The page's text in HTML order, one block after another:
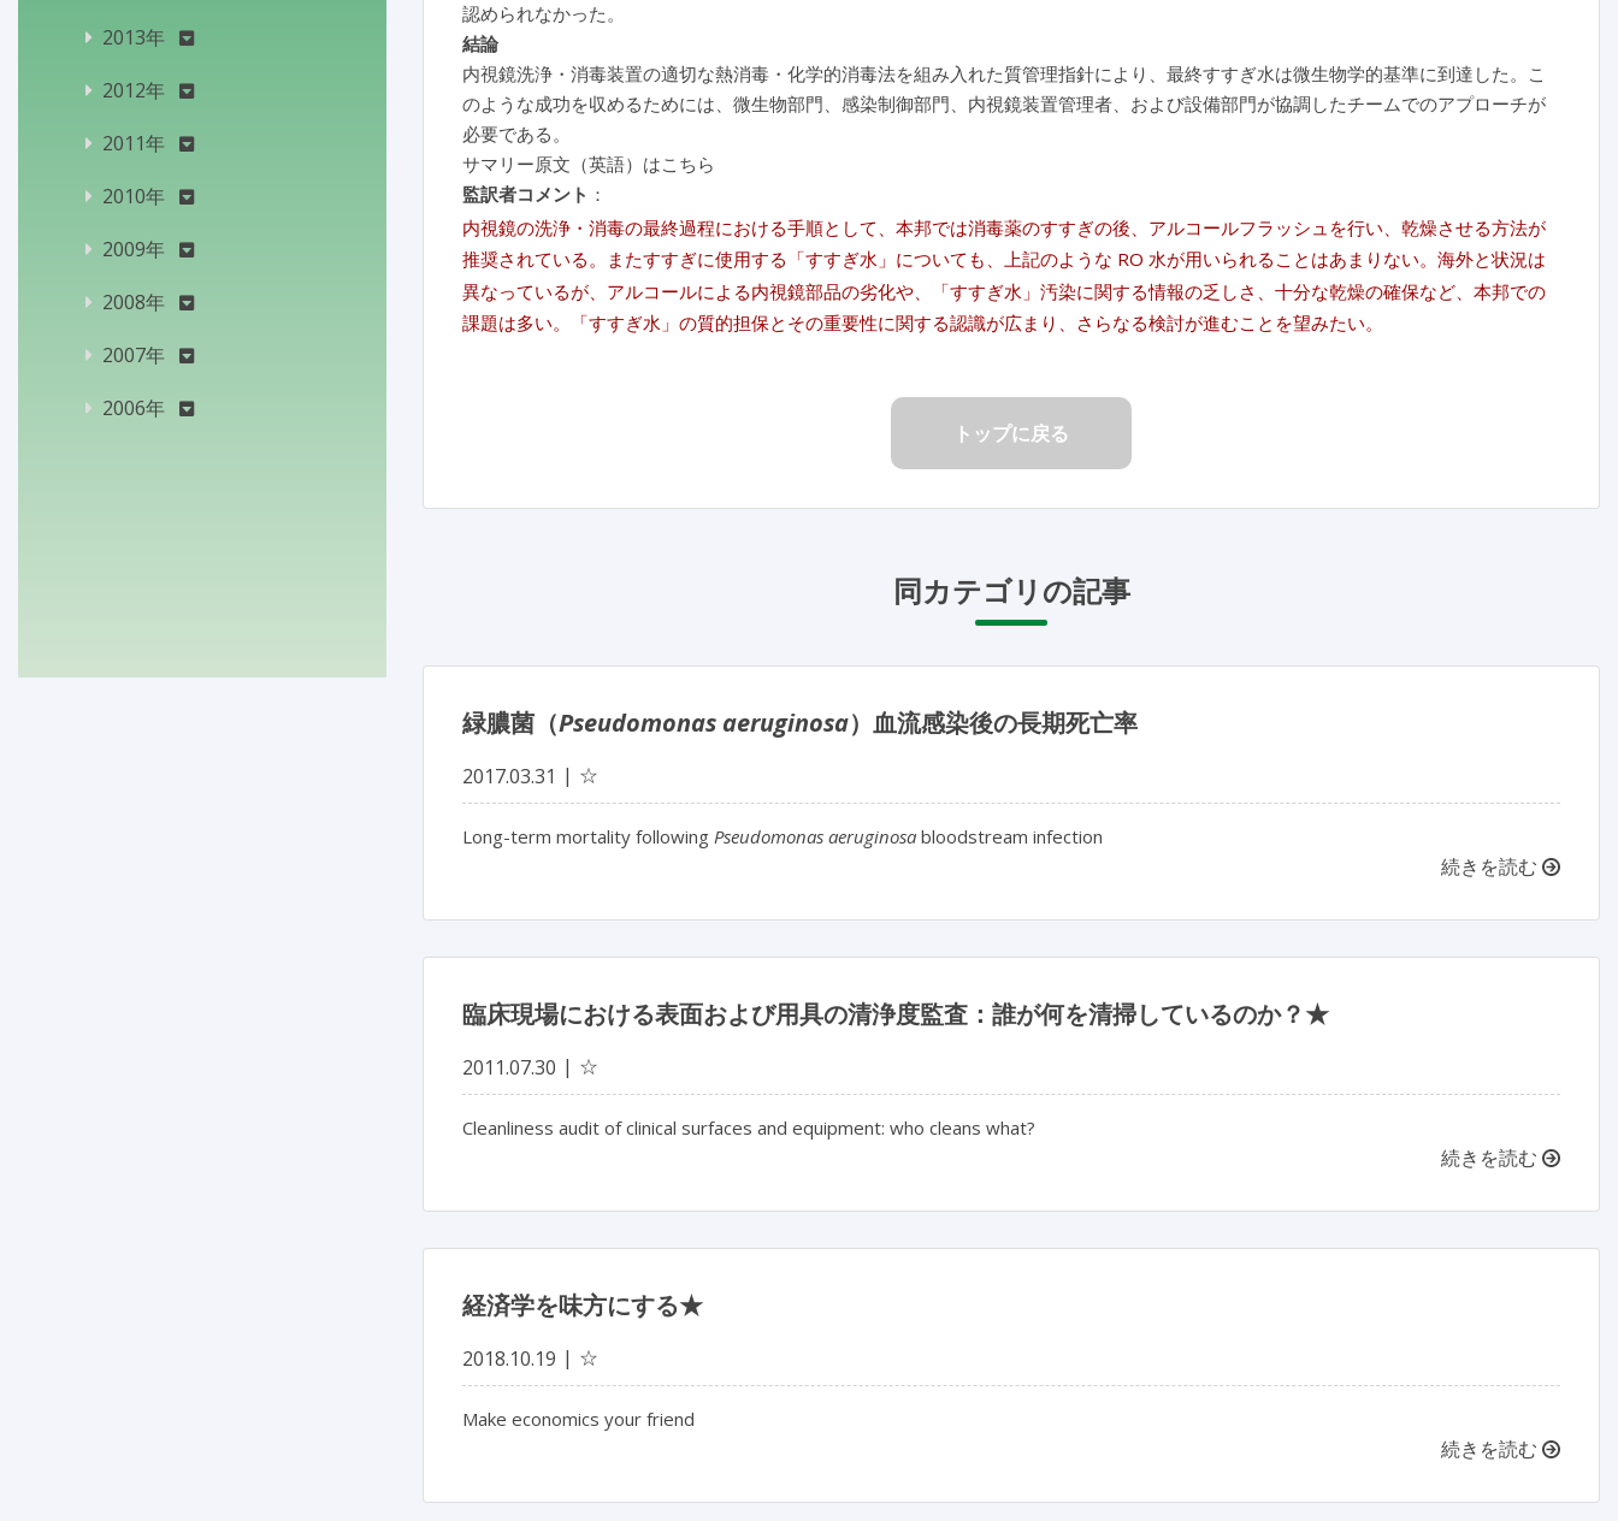
認められなかった。
結論
内視鏡洗浄・消毒装置の適切な熱消毒・化学的消毒法を組み入れた質管理指針により、最終すすぎ水は微生物学的基準に到達した。こ
のような成功を収めるためには、微生物部門、感染制御部門、内視鏡装置管理者、および設備部門が協調したチームでのアプローチが
必要である。
サマリー原文（英語）はこちら
監訳者コメント ：
内視鏡の洗浄・消毒の最終過程における手順として、本邦では消毒薬のすすぎの後、アルコールフラッシュを行い、乾燥させる方法が
推奨されている。またすすぎに使用する「すすぎ水」についても、上記のような RO 水が用いられることはあまりない。海外と状況は
異なっているが、アルコールによる内視鏡部品の劣化や、「すすぎ水」汚染に関する情報の乏しさ、十分な乾燥の確保など、本邦での
課題は多い。「すすぎ水」の質的担保とその重要性に関する認識が広まり、さらなる検討が進むことを望みたい。
トップに戻る
同カテゴリの記事
緑膿菌（Pseudomonas aeruginosa）血流感染後の長期死亡率
2017.03.31 ☆
Long-term mortality following Pseudomonas aeruginosa bloodstream infection
続きを読む
臨床現場における表面および用具の清浄度監査：誰が何を清掃しているのか？★
2011.07.30 ☆
Cleanliness audit of clinical surfaces and equipment: who cleans what?
続きを読む
経済学を味方にする★
2018.10.19 ☆
Make economics your friend
続きを読む
2013年
2012年
2011年
2010年
2009年
2008年
2007年
2006年